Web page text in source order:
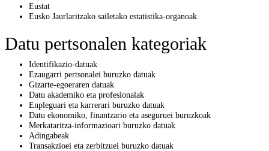
Eustat
Eusko Jaurlaritzako sailetako estatistika-organoak
Datu pertsonalen kategoriak
Identifikazio-datuak
Ezaugarri pertsonalei buruzko datuak
Gizarte-egoeraren datuak
Datu akademiko eta profesionalak
Enpleguari eta karrerari buruzko datuak
Datu ekonomiko, finantzario eta aseguruei buruzkoak
Merkataritza-informazioari buruzko datuak
Adingabeak
Transakzioei eta zerbitzuei buruzko datuak